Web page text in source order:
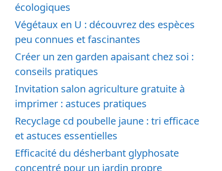
écologiques
Végétaux en U : découvrez des espèces
peu connues et fascinantes
Créer un zen garden apaisant chez soi :
conseils pratiques
Invitation salon agriculture gratuite à
imprimer : astuces pratiques
Recyclage cd poubelle jaune : tri efficace
et astuces essentielles
Efficacité du désherbant glyphosate
concentré pour un jardin propre